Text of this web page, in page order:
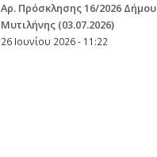
Aρ. Πρόσκλησης 16/2026 Δήμου
Μυτιλήνης (03.07.2026)
26 Ιουνίου 2026 - 11:22